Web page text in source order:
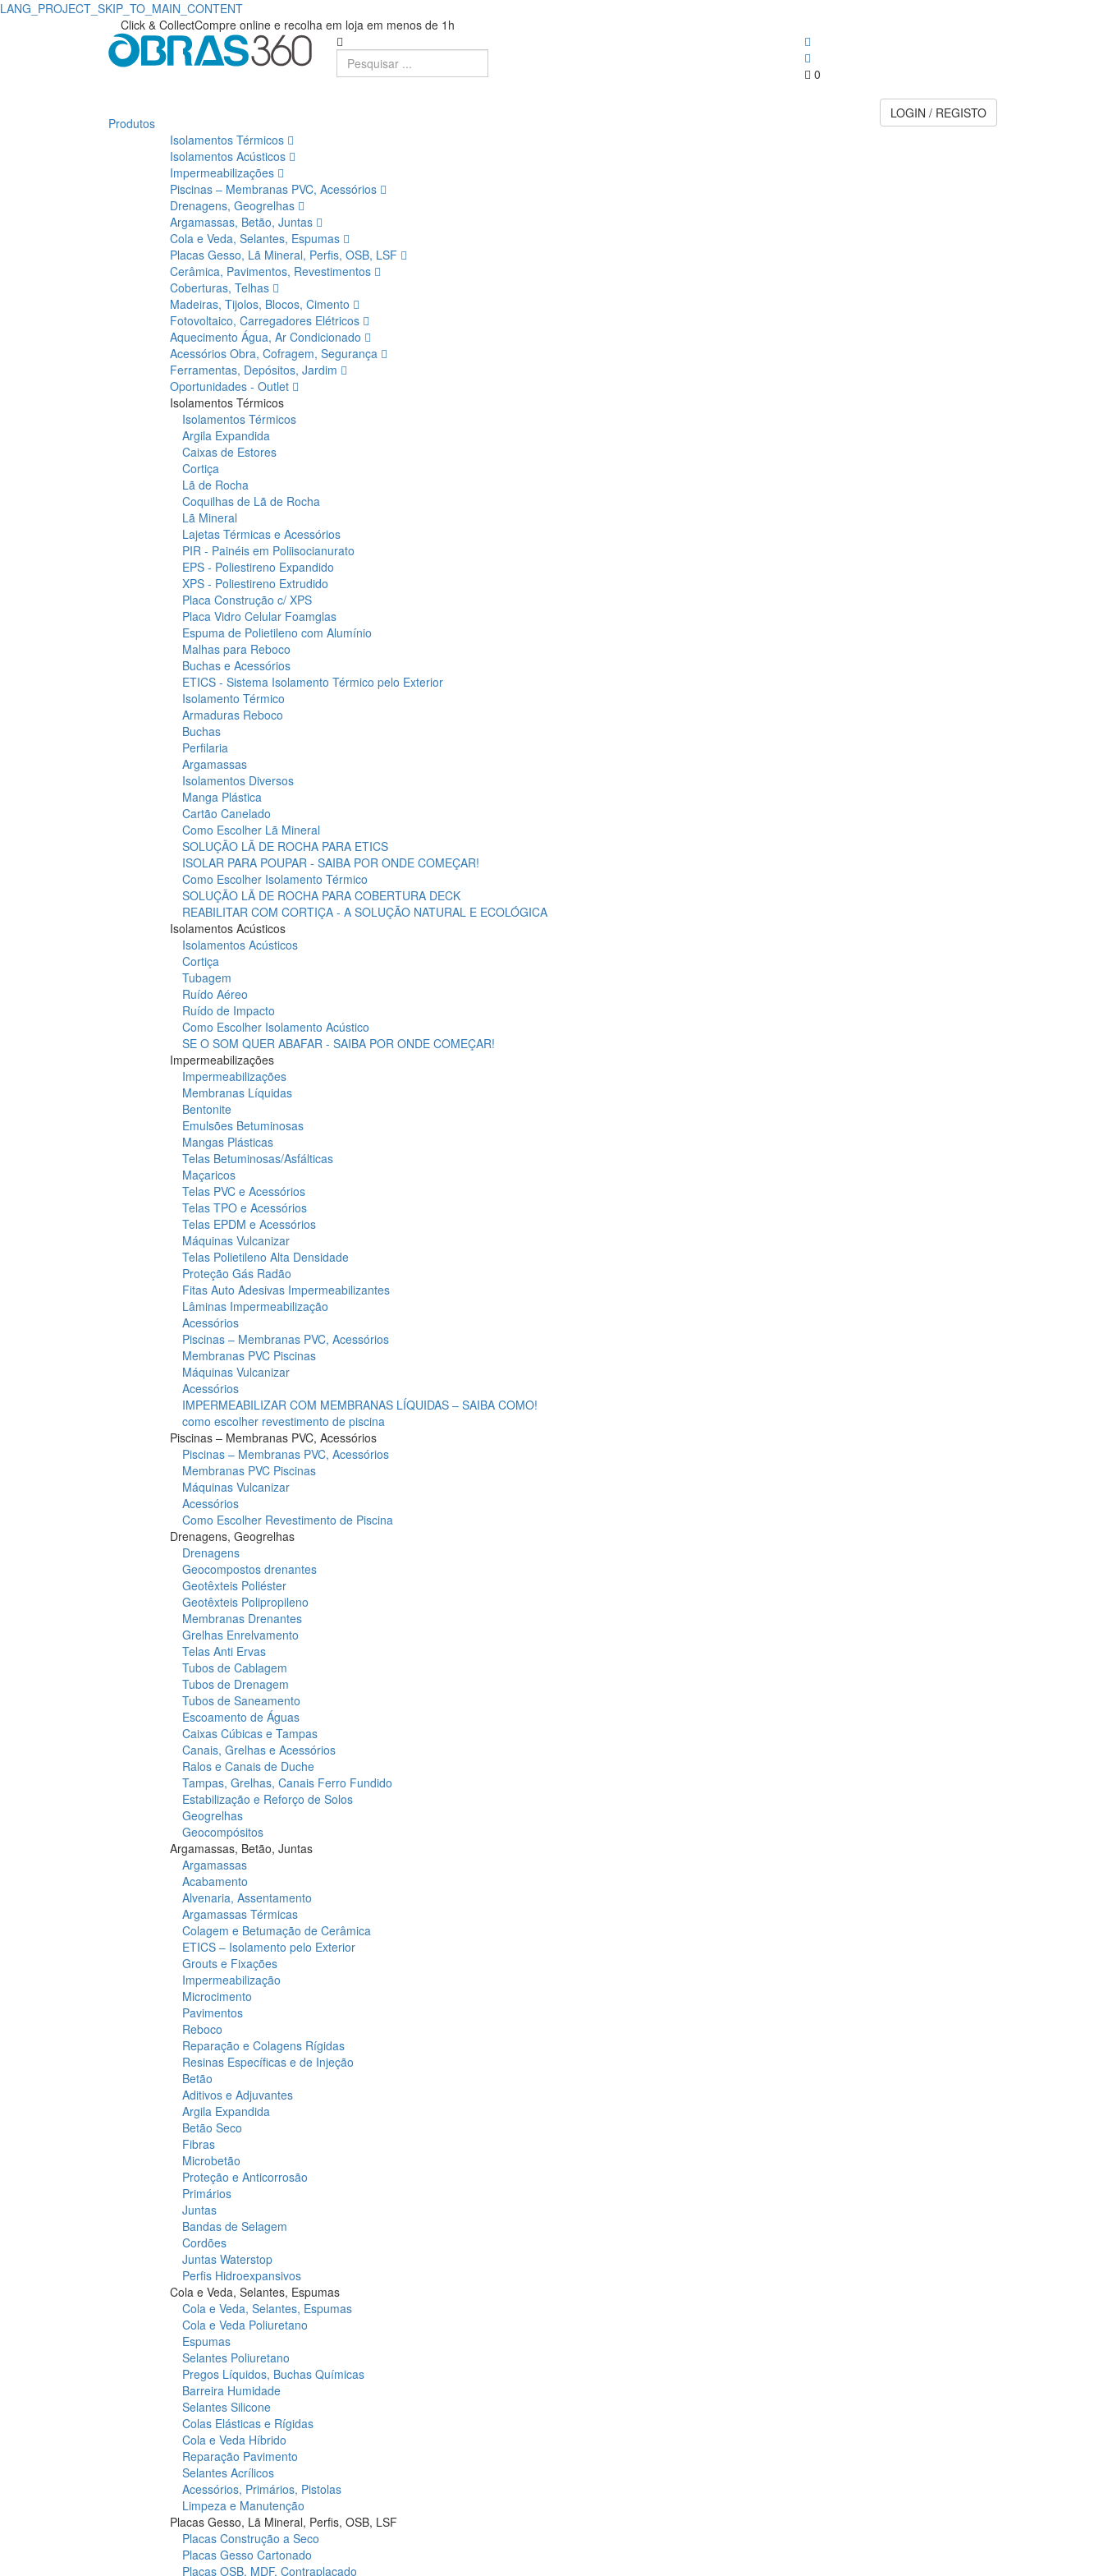
LANG_PROJECT_SKIP_TO_MAIN_CONTENT
Obras360
Click & CollectCompre online e recolha em loja em menos de 1h
0
Produtos
Isolamentos Térmicos
Isolamentos Acústicos
Impermeabilizações
Piscinas – Membranas PVC, Acessórios
Drenagens, Geogrelhas
Argamassas, Betão, Juntas
Cola e Veda, Selantes, Espumas
Placas Gesso, Lã Mineral, Perfis, OSB, LSF
Cerâmica, Pavimentos, Revestimentos
Coberturas, Telhas
Madeiras, Tijolos, Blocos, Cimento
Fotovoltaico, Carregadores Elétricos
Aquecimento Água, Ar Condicionado
Acessórios Obra, Cofragem, Segurança
Ferramentas, Depósitos, Jardim
Oportunidades - Outlet
Isolamentos Térmicos
Isolamentos Térmicos
Argila Expandida
Caixas de Estores
Cortiça
Lã de Rocha
Coquilhas de Lã de Rocha
Lã Mineral
Lajetas Térmicas e Acessórios
PIR - Painéis em Poliisocianurato
EPS - Poliestireno Expandido
XPS - Poliestireno Extrudido
Placa Construção c/ XPS
Placa Vidro Celular Foamglas
Espuma de Polietileno com Alumínio
Malhas para Reboco
Buchas e Acessórios
ETICS - Sistema Isolamento Térmico pelo Exterior
Isolamento Térmico
Armaduras Reboco
Buchas
Perfilaria
Argamassas
Isolamentos Diversos
Manga Plástica
Cartão Canelado
Como Escolher Lã Mineral
SOLUÇÃO LÃ DE ROCHA PARA ETICS
ISOLAR PARA POUPAR - SAIBA POR ONDE COMEÇAR!
Como Escolher Isolamento Térmico
SOLUÇÃO LÃ DE ROCHA PARA COBERTURA DECK
REABILITAR COM CORTIÇA - A SOLUÇÃO NATURAL E ECOLÓGICA
Isolamentos Acústicos
Isolamentos Acústicos
Cortiça
Tubagem
Ruído Aéreo
Ruído de Impacto
Como Escolher Isolamento Acústico
SE O SOM QUER ABAFAR - SAIBA POR ONDE COMEÇAR!
Impermeabilizações
Impermeabilizações
Membranas Líquidas
Bentonite
Emulsões Betuminosas
Mangas Plásticas
Telas Betuminosas/Asfálticas
Maçaricos
Telas PVC e Acessórios
Telas TPO e Acessórios
Telas EPDM e Acessórios
Máquinas Vulcanizar
Telas Polietileno Alta Densidade
Proteção Gás Radão
Fitas Auto Adesivas Impermeabilizantes
Lâminas Impermeabilização
Acessórios
Piscinas – Membranas PVC, Acessórios
Membranas PVC Piscinas
Máquinas Vulcanizar
Acessórios
IMPERMEABILIZAR COM MEMBRANAS LÍQUIDAS – SAIBA COMO!
como escolher revestimento de piscina
Piscinas – Membranas PVC, Acessórios
Piscinas – Membranas PVC, Acessórios
Membranas PVC Piscinas
Máquinas Vulcanizar
Acessórios
Como Escolher Revestimento de Piscina
Drenagens, Geogrelhas
Drenagens
Geocompostos drenantes
Geotêxteis Poliéster
Geotêxteis Polipropileno
Membranas Drenantes
Grelhas Enrelvamento
Telas Anti Ervas
Tubos de Cablagem
Tubos de Drenagem
Tubos de Saneamento
Escoamento de Águas
Caixas Cúbicas e Tampas
Canais, Grelhas e Acessórios
Ralos e Canais de Duche
Tampas, Grelhas, Canais Ferro Fundido
Estabilização e Reforço de Solos
Geogrelhas
Geocompósitos
Argamassas, Betão, Juntas
Argamassas
Acabamento
Alvenaria, Assentamento
Argamassas Térmicas
Colagem e Betumação de Cerâmica
ETICS – Isolamento pelo Exterior
Grouts e Fixações
Impermeabilização
Microcimento
Pavimentos
Reboco
Reparação e Colagens Rígidas
Resinas Específicas e de Injeção
Betão
Aditivos e Adjuvantes
Argila Expandida
Betão Seco
Fibras
Microbetão
Proteção e Anticorrosão
Primários
Juntas
Bandas de Selagem
Cordões
Juntas Waterstop
Perfis Hidroexpansivos
Cola e Veda, Selantes, Espumas
Cola e Veda, Selantes, Espumas
Cola e Veda Poliuretano
Espumas
Selantes Poliuretano
Pregos Líquidos, Buchas Químicas
Barreira Humidade
Selantes Silicone
Colas Elásticas e Rígidas
Cola e Veda Híbrido
Reparação Pavimento
Selantes Acrílicos
Acessórios, Primários, Pistolas
Limpeza e Manutenção
Placas Gesso, Lã Mineral, Perfis, OSB, LSF
Placas Construção a Seco
Placas Gesso Cartonado
Placas OSB, MDF, Contraplacado
LOGIN / REGISTO